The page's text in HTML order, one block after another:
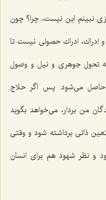
نبینم این نیست، چرا؟ چون
ادراك حصولى نیست تا
تحول جوهرى و نیل و وصول
حاصل مى‌شود. پس اگر حلاج
من بردار، مى‌خواهد بگوید
تعین ذاتى برداشته شود و وقتى
و نظر شهود هم براى انسان